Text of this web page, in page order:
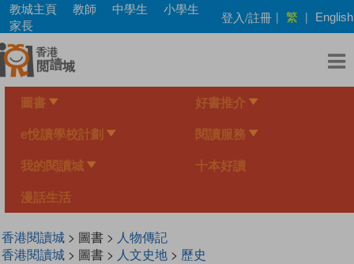
Skip
main
content
教城主頁 教師 中學生
小學生
家長
登入/註冊 | 繁 | English
圖書 好書推介
e悅讀學校計劃 閱讀服務
我的閱讀城 十本好讀
漫話生活
香港閱讀城> 圖書 > 人物傳記
香港閱讀城> 圖書 > 人文史地> 歷史